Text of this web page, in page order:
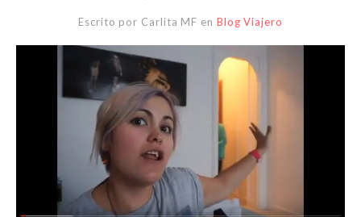
Escrito por Carlita MF en Blog Viajero